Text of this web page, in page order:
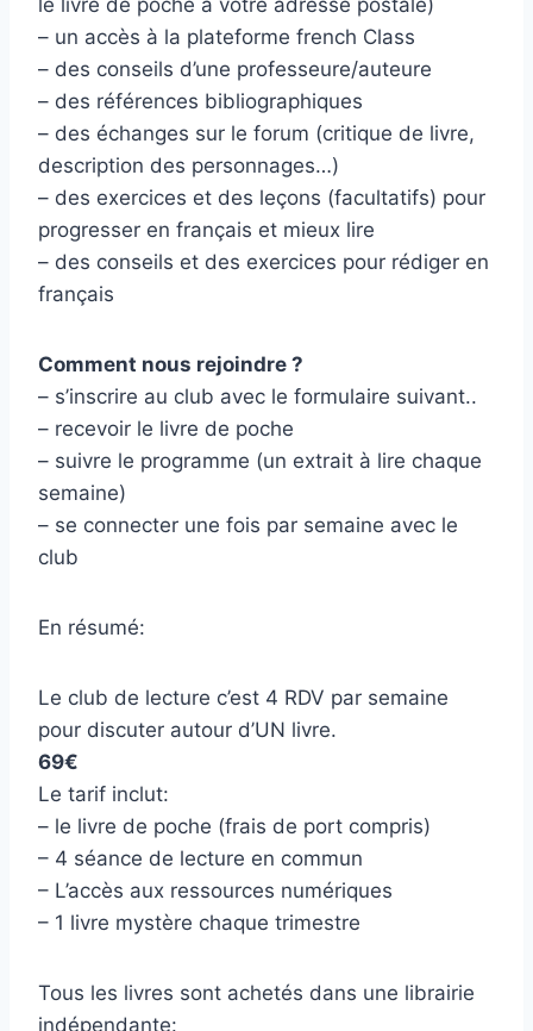
le livre de poche à votre adresse postale)
– un accès à la plateforme french Class
– des conseils d’une professeure/auteure
– des références bibliographiques
– des échanges sur le forum (critique de livre,
description des personnages…)
– des exercices et des leçons (facultatifs) pour
progresser en français et mieux lire
– des conseils et des exercices pour rédiger en
français
Comment nous rejoindre ?
– s’inscrire au club avec le formulaire suivant..
– recevoir le livre de poche
– suivre le programme (un extrait à lire chaque
semaine)
– se connecter une fois par semaine avec le
club
En résumé:
Le club de lecture c’est 4 RDV par semaine
pour discuter autour d’UN livre.
69€
Le tarif inclut:
– le livre de poche (frais de port compris)
– 4 séance de lecture en commun
– L’accès aux ressources numériques
– 1 livre mystère chaque trimestre
Tous les livres sont achetés dans une librairie
indépendante: